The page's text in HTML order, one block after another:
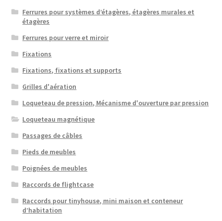
Ferrures pour systèmes d’étagères, étagères murales et
étagères
Ferrures pour verre et miroir
Fixations
Fixations, fixations et supports
Grilles d'aération
Loqueteau de pression, Mécanisme d'ouverture par pression
Loqueteau magnétique
Passages de câbles
Pieds de meubles
Poignées de meubles
Raccords de flightcase
Raccords pour tinyhouse, mini maison et conteneur
d’habitation